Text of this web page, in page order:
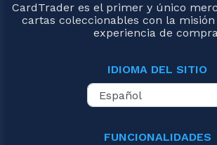
CardTrader es el primer y único
cartas coleccionables con la
experiencia de
IDIOMA DEL SITIO
FUNCIONALIDADES